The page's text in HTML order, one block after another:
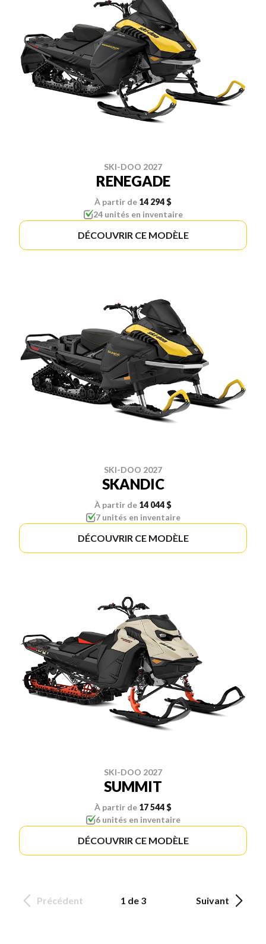
SKI-DOO 2027
RENEGADE
À partir de 14 294 $
24 unités en inventaire
DÉCOUVRIR CE MODÈLE
SKI-DOO 2027
SKANDIC
À partir de 14 044 $
7 unités en inventaire
DÉCOUVRIR CE MODÈLE
SKI-DOO 2027
SUMMIT
À partir de 17 544 $
6 unités en inventaire
DÉCOUVRIR CE MODÈLE
Précédent 1 de 3 Suivant